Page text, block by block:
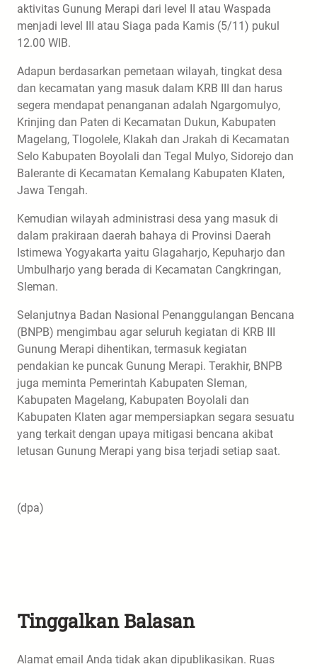
aktivitas Gunung Merapi dari level II atau Waspada
menjadi level III atau Siaga pada Kamis (5/11) pukul
12.00 WIB.
Adapun berdasarkan pemetaan wilayah, tingkat desa
dan kecamatan yang masuk dalam KRB III dan harus
segera mendapat penanganan adalah Ngargomulyo,
Krinjing dan Paten di Kecamatan Dukun, Kabupaten
Magelang, Tlogolele, Klakah dan Jrakah di Kecamatan
Selo Kabupaten Boyolali dan Tegal Mulyo, Sidorejo dan
Balerante di Kecamatan Kemalang Kabupaten Klaten,
Jawa Tengah.
Kemudian wilayah administrasi desa yang masuk di
dalam prakiraan daerah bahaya di Provinsi Daerah
Istimewa Yogyakarta yaitu Glagaharjo, Kepuharjo dan
Umbulharjo yang berada di Kecamatan Cangkringan,
Sleman.
Selanjutnya Badan Nasional Penanggulangan Bencana
(BNPB) mengimbau agar seluruh kegiatan di KRB III
Gunung Merapi dihentikan, termasuk kegiatan
pendakian ke puncak Gunung Merapi. Terakhir, BNPB
juga meminta Pemerintah Kabupaten Sleman,
Kabupaten Magelang, Kabupaten Boyolali dan
Kabupaten Klaten agar mempersiapkan segara sesuatu
yang terkait dengan upaya mitigasi bencana akibat
letusan Gunung Merapi yang bisa terjadi setiap saat.
(dpa)
Tinggalkan Balasan
Alamat email Anda tidak akan dipublikasikan. Ruas